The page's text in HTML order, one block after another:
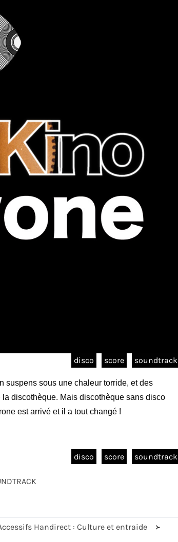
disco score soundtrack
suspens sous une chaleur torride, et des
discothèque. Mais discothèque sans disco
est arrivé et il a tout changé !
disco score soundtrack
Handirect : Culture et entraide